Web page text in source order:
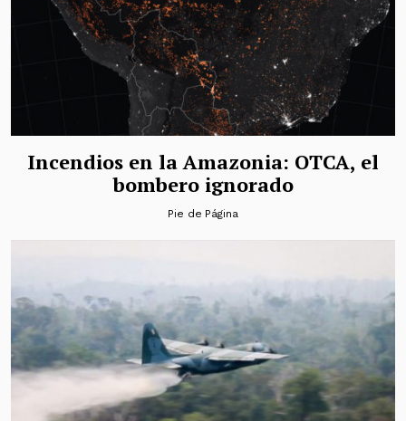
Incendios en la Amazonia: OTCA, el
bombero ignorado
Pie de Página